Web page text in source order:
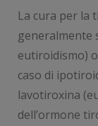
La cura per la
generalmente
eutiroidismo)
caso di
lavotiroxina
dell’ormone